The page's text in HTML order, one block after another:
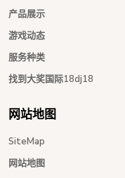
产品展示
游戏动态
服务种类
找到大奖国际18dj18
网站地图
SiteMap
网站地图